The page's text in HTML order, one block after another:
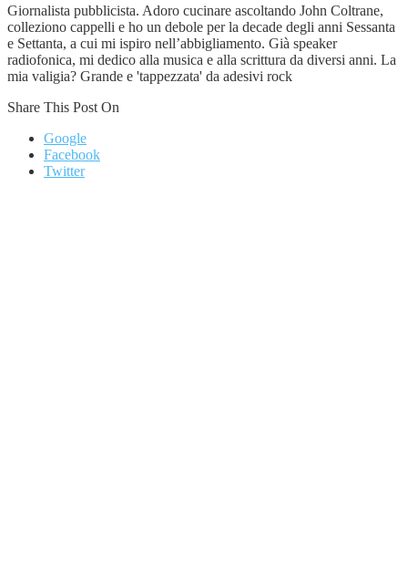
Giornalista pubblicista. Adoro cucinare ascoltando John Coltrane,
colleziono cappelli e ho un debole per la decade degli anni Sessanta
e Settanta, a cui mi ispiro nell’abbigliamento. Già speaker
radiofonica, mi dedico alla musica e alla scrittura da diversi anni. La
mia valigia? Grande e 'tappezzata' da adesivi rock
Share This Post On
Google
Facebook
Twitter